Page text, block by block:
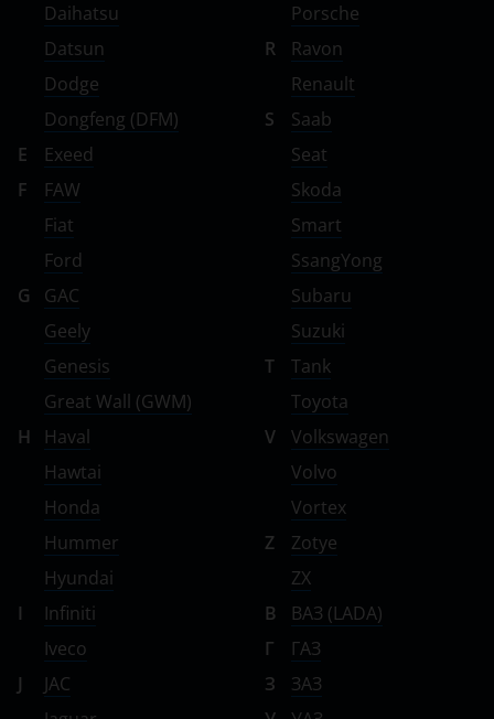
Daihatsu
Datsun
Dodge
Dongfeng (DFM)
E
Exeed
F
FAW
Fiat
Ford
G
GAC
Geely
Genesis
Great Wall (GWM)
H
Haval
Hawtai
Honda
Hummer
Hyundai
I
Infiniti
Iveco
J
JAC
Porsche
R
Ravon
Renault
S
Saab
Seat
Skoda
Smart
SsangYong
Subaru
Suzuki
T
Tank
Toyota
V
Volkswagen
Volvo
Vortex
Z
Zotye
ZX
В
ВАЗ (LADA)
Г
ГАЗ
З
ЗАЗ